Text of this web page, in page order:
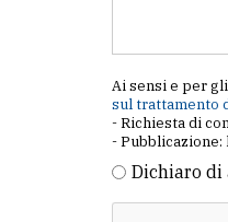
Ai sensi e per
sul trattamento
- Richiesta di
-
Dichiaro